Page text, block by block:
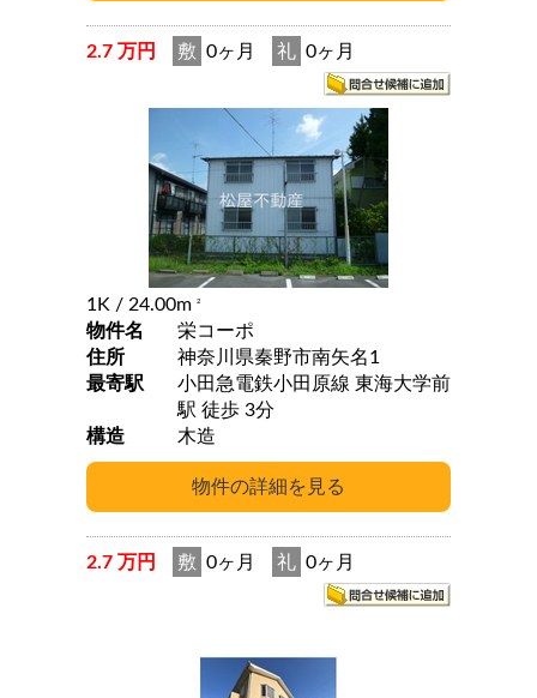
2.7 万円 敷 0ヶ月 礼 0ヶ月
1K / 24.00m 2
物件名
栄コーポ
住所
神奈川県秦野市南矢名1
最寄駅
小田急電鉄小田原線 東海大学前
駅 徒歩 3分
構造
木造
2.7 万円 敷 0ヶ月 礼 0ヶ月